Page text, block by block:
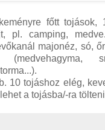
főtt
pl. camping,
majonéz, só,
10 tojáshoz elég,
a tojásba/-ra